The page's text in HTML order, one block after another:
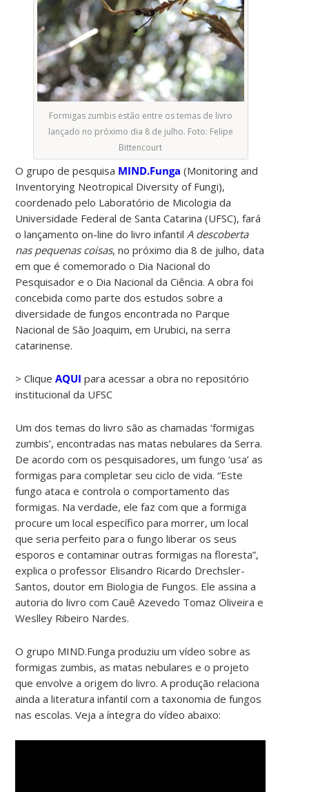
Formigas zumbis estão entre os temas de livro
lançado no próximo dia 8 de julho. Foto: Felipe
Bittencourt
O grupo de pesquisa MIND.Funga (Monitoring and
Inventorying Neotropical Diversity of Fungi),
coordenado pelo Laboratório de Micologia da
Universidade Federal de Santa Catarina (UFSC), fará
o lançamento on-line do livro infantil A descoberta
nas pequenas coisas, no próximo dia 8 de julho, data
em que é comemorado o Dia Nacional do
Pesquisador e o Dia Nacional da Ciência. A obra foi
concebida como parte dos estudos sobre a
diversidade de fungos encontrada no Parque
Nacional de São Joaquim, em Urubici, na serra
catarinense.
> CliqueAQUI para acessar a obra no repositório
institucional da UFSC
Um dos temas do livro são as chamadas ‘formigas
zumbis’, encontradas nas matas nebulares da Serra.
De acordo com os pesquisadores, um fungo ‘usa’ as
formigas para completar seu ciclo de vida. “Este
fungo ataca e controla o comportamento das
formigas. Na verdade, ele faz com que a formiga
procure um local específico para morrer, um local
que seria perfeito para o fungo liberar os seus
esporos e contaminar outras formigas na floresta”,
explica o professor Elisandro Ricardo Drechsler-
Santos, doutor em Biologia de Fungos. Ele assina a
autoria do livro com Cauê Azevedo Tomaz Oliveira e
Weslley Ribeiro Nardes.
O grupo MIND.Funga produziu um vídeo sobre as
formigas zumbis, as matas nebulares e o projeto
que envolve a origem do livro. A produção relaciona
ainda a literatura infantil com a taxonomia de fungos
nas escolas. Veja a íntegra do vídeo abaixo: